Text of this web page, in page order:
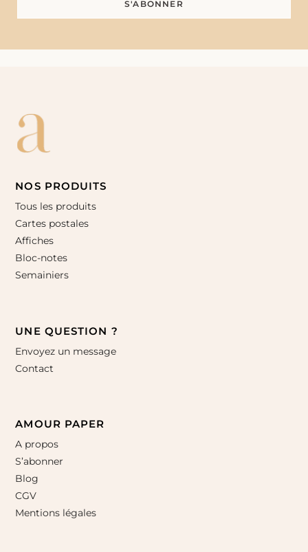
NOS PRODUITS
Tous les produits
Cartes postales
Affiches
Bloc-notes
Semainiers
UNE QUESTION ?
Envoyez un message
Contact
AMOUR PAPER
A propos
S’abonner
Blog
CGV
Mentions légales